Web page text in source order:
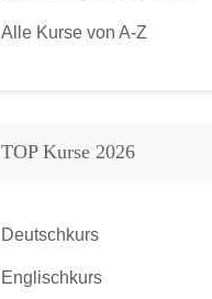
Alle Kurse von A-Z
TOP Kurse 2026
Deutschkurs
Englischkurs